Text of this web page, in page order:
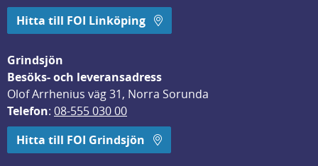
Hitta till FOI Linköping
Grindsjön
Besöks- och leveransadress
Olof Arrhenius väg 31, Norra Sorunda
Telefon: 08-555 030 00
Hitta till FOI Grindsjön